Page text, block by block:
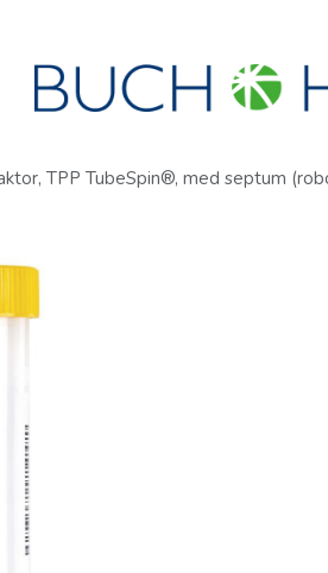
TPP TubeSpin®, med septum